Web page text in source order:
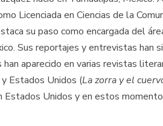
Licenciada en Ciencias de la
su paso como encargada del
Sus reportajes y entrevistas han
aparecido en varias revistas
Estados Unidos (La zorra y el
Estados Unidos y en estos